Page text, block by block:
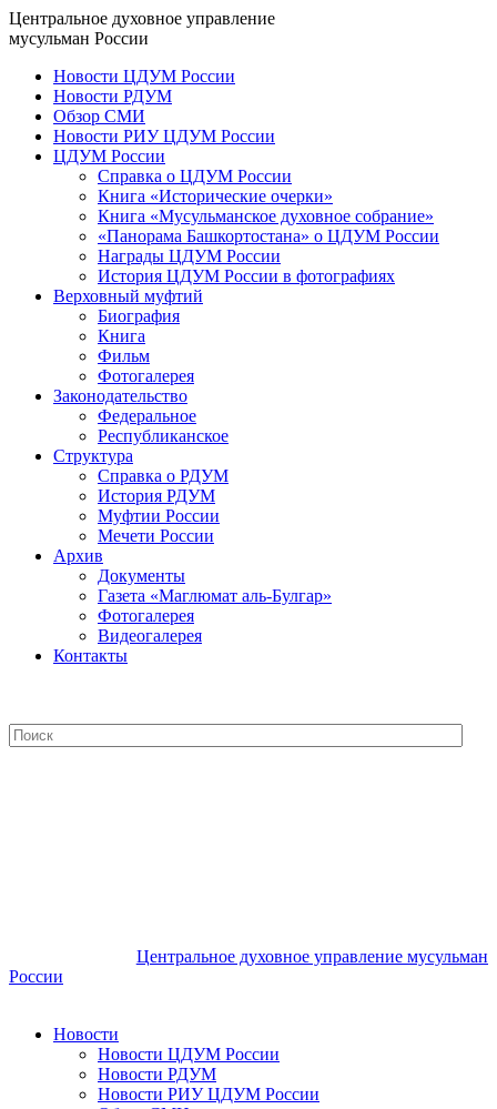
Центральное духовное управление
мусульман России
Новости ЦДУМ России
Новости РДУМ
Обзор СМИ
Новости РИУ ЦДУМ России
ЦДУМ России
Справка о ЦДУМ России
Книга «Исторические очерки»
Книга «Мусульманское духовное собрание»
«Панорама Башкортостана» о ЦДУМ России
Награды ЦДУМ России
История ЦДУМ России в фотографиях
Верховный муфтий
Биография
Книга
Фильм
Фотогалерея
Законодательство
Федеральное
Республиканское
Структура
Справка о РДУМ
История РДУМ
Муфтии России
Мечети России
Архив
Документы
Газета «Маглюмат аль-Булгар»
Фотогалерея
Видеогалерея
Контакты
Центральное духовное управление мусульман
России
Новости
Новости ЦДУМ России
Новости РДУМ
Новости РИУ ЦДУМ России